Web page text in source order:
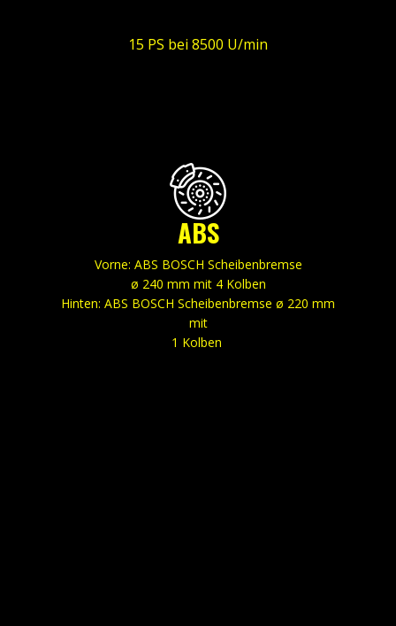
15 PS bei 8500 U/min
ABS
Vorne: ABS BOSCH Scheibenbremse
ø 240 mm mit 4 Kolben
Hinten: ABS BOSCH Scheibenbremse ø 220 mm
mit
1 Kolben